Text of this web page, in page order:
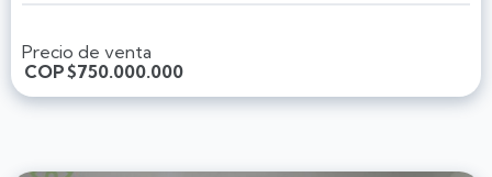
Precio de venta
COP$750.000.000